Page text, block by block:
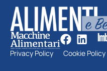
Privacy Policy Cookie Policy